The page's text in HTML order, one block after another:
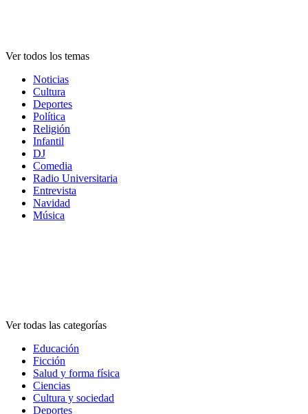
Ver todos los temas
Noticias
Cultura
Deportes
Política
Religión
Infantil
DJ
Comedia
Radio Universitaria
Entrevista
Navidad
Música
Ver todas las categorías
Educación
Ficción
Salud y forma física
Ciencias
Cultura y sociedad
Deportes